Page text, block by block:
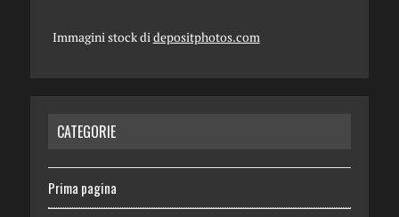
Immagini stock di depositphotos.com
CATEGORIE
Prima pagina